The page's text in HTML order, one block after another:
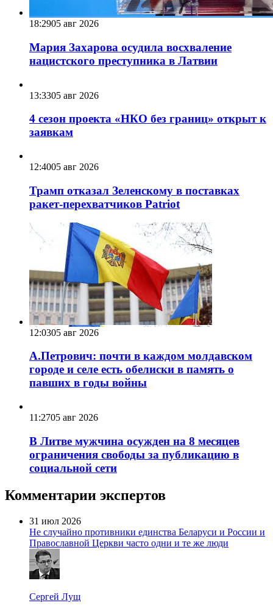
18:2905 авг 2026
Мария Захарова осудила восхваление
нацистского преступника в Латвии
13:3305 авг 2026
4 сезон проекта «НКО без границ» открыт к
заявкам
12:4005 авг 2026
Трамп отказал Зеленскому в поставках
ракет-перехватчиков Patriot
12:0305 авг 2026
А.Петрович: почти в каждом молдавском
городе и селе есть обелиски в память о
павших в годы войны
11:2705 авг 2026
В Литве мужчина осужден на 8 месяцев
ограничения свободы за публикацию в
социальной сети
Комментарии экспертов
31 июл 2026
Не случайно противники единства Беларуси и России и
Православной Церкви часто одни и те же люди
Сергей Лущ